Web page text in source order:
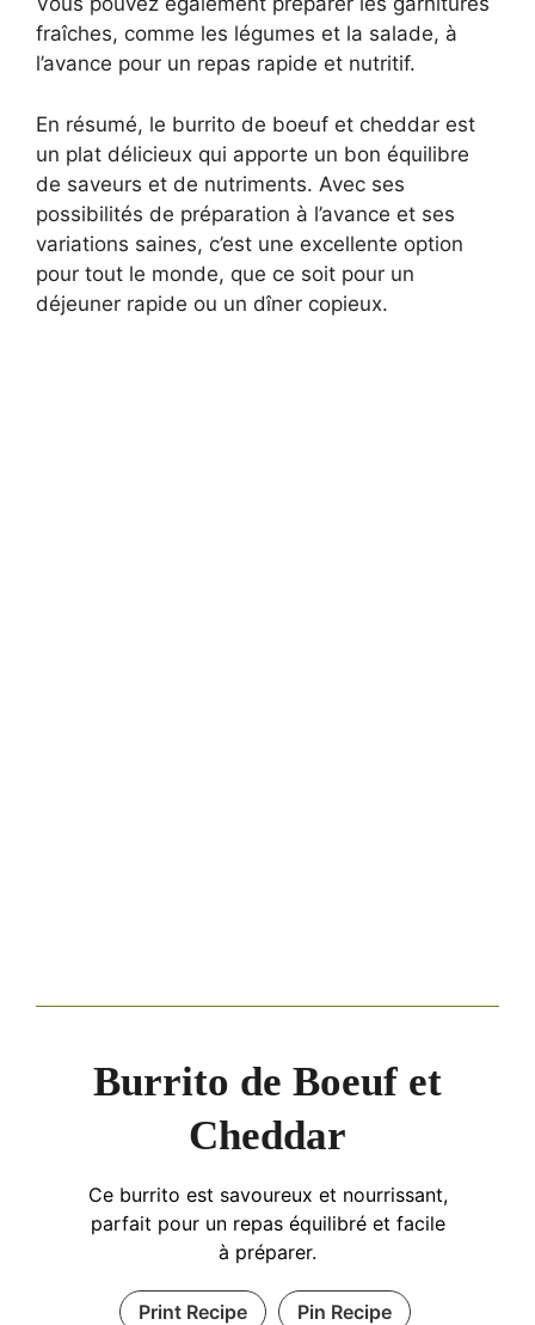
fraîches, comme les légumes et la salade, à
l’avance pour un repas rapide et nutritif.
En résumé, le burrito de boeuf et cheddar est
un plat délicieux qui apporte un bon équilibre
de saveurs et de nutriments. Avec ses
possibilités de préparation à l’avance et ses
variations saines, c’est une excellente option
pour tout le monde, que ce soit pour un
déjeuner rapide ou un dîner copieux.
Burrito de Boeuf et
Cheddar
Ce burrito est savoureux et nourrissant,
parfait pour un repas équilibré et facile
à préparer.
Print Recipe Pin Recipe